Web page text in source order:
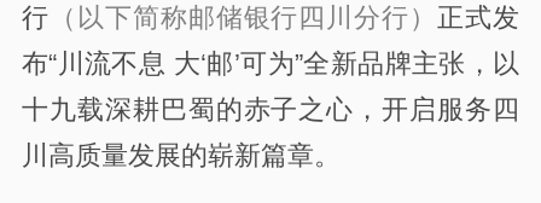
行 （以下简称邮储银行四川分行） 正式发
布“川流不息 大‘邮’可为”全新品牌主张，以
十九载深耕巴蜀的赤子之心，开启服务四
川高质量发展的崭新篇章。